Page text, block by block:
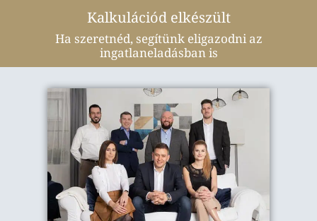
Kalkulációd elkészült
Ha szeretnéd, segítünk eligazodni az
ingatlaneladásban is